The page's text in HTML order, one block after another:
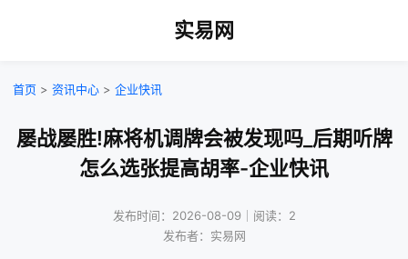
实易网
首页 > 资讯中心 > 企业快讯
屡战屡胜!麻将机调牌会被发现吗_后期听牌
怎么选张提高胡率-企业快讯
发布时间：2026-08-09｜阅读：2
发布者：实易网